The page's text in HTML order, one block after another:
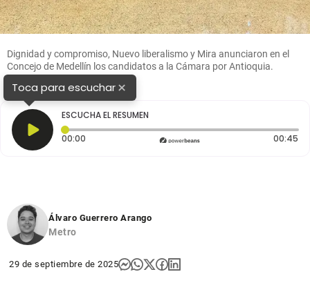
Dignidad y compromiso, Nuevo liberalismo y Mira anunciaron en el
Concejo de Medellín los candidatos a la Cámara por Antioquia.
FOTO: Cortesía
Toca para escuchar×
ESCUCHA EL RESUMEN
00:00 Tiempo transcurrido: 0 segundos 00:45
Álvaro Guerrero Arango
Metro
29 de septiembre de 2025